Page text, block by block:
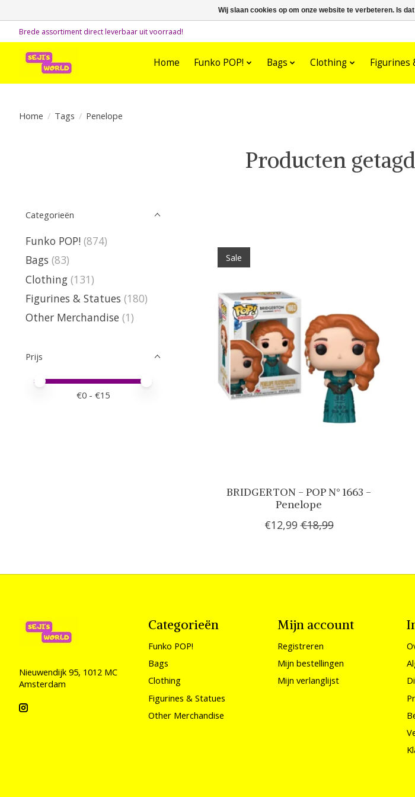
Brede assortiment direct leverbaar uit voorraad!
Home Funko POP! Bags Clothing Figurines
Home / Tags / Penelope
Producten
Categorieën
Funko POP! (874)
Bags (83)
Clothing (131)
Figurines & Statues (180)
Other Merchandise (1)
Prijs
Minimale prijswaarde
Price maximum value
€0 - €15
Sale
BRIDGERTON - POP N° 1663 -
Penelope
€12,99 €18,99
Nieuwendijk 95, 1012 MC
Amsterdam
Categorieën
Funko POP!
Bags
Clothing
Figurines & Statues
Other Merchandise
Mijn account
Registreren
Mijn bestellingen
Mijn verlanglijst
Wij slaan cookies op om onze website te verbeteren. Is